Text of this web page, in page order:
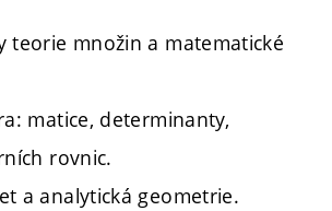
teorie množin a matematické
matice, determinanty,
rovnic.
a analytická geometrie.